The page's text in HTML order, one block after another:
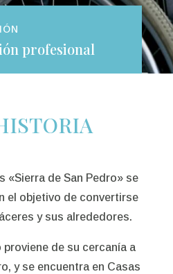
profesional
«Sierra de San Pedro» se
el objetivo de convertirse
y sus alrededores.
de su cercanía a
y se encuentra en Casas